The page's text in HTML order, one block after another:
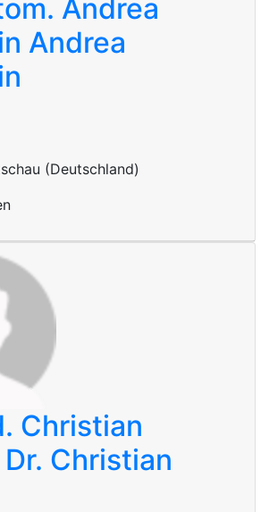
Andrea
Andrea
(Deutschland)
Christian
Dr. Christian